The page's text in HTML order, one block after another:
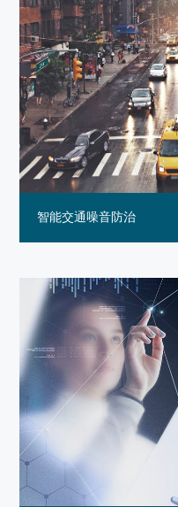
智能交通噪音防治